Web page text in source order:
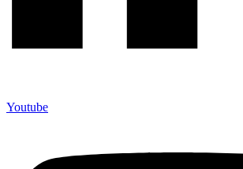
Youtube